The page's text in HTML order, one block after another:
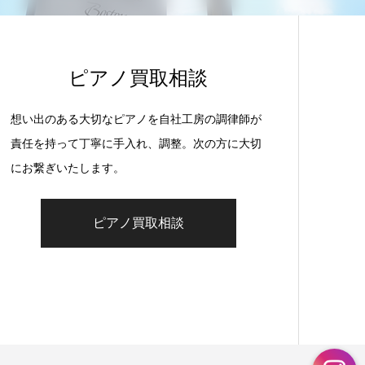
ピアノ買取相談
想い出のある大切なピアノを自社工房の調律師が
責任を持って丁寧に手入れ、調整。次の方に大切
にお繋ぎいたします。
ピアノ買取相談